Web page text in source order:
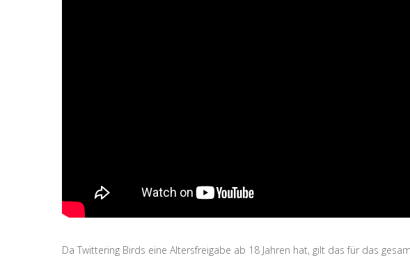
Da Twittering Birds eine Altersfreigabe ab 18 Jahren hat, gilt das für das